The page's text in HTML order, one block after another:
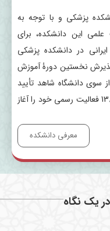
پزشکی و با توجه به
این دانشکده، برای
در دانشکده پزشکی
نخستین دورۀ آموزش
دانشگاه شاهد تأیید
شد که با پذیرفتن 6 نفر دانشجو از مهر 1386 فعالیت رسمی خود را آغاز
معرفی دانشکده
یک نگاه